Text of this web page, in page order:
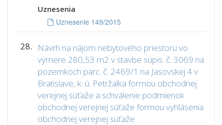
Uznesenia
Uznesenie 149/2015
28.
Návrh na nájom nebytového priestoru vo
výmere 280,53 m2 v stavbe súpis. č. 3069 na
pozemkoch parc. č. 2469/1 na Jasovskej 4 v
Bratislave, k. ú. Petržalka formou obchodnej
verejnej súťaže a schválenie podmienok
obchodnej verejnej súťaže formou vyhlásenia
obchodnej verejnej súťaže